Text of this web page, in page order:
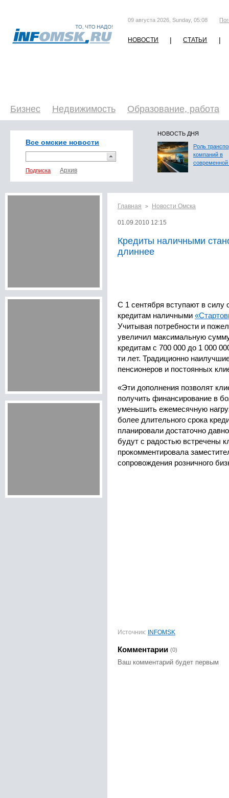
09 августа 2026, Sunday, 05:08
НОВОСТИ | СТАТЬИ |
Бизнес Недвижимость Образование, работа
Все омские новости
Подписка
НОВОСТЬ ДНЯ
Роль
компаний в
современной
Главная > Новости Омска
01.09.2010 12:15
Кредиты наличными
длиннее
С 1 сентября вступают в силу
кредитам наличными
Учитывая потребности и
увеличил максимальную
кредитам с 700 000 до 1 000
ти лет. Традиционно
пенсионеров и постоянных
«Эти дополнения позволят
получить финансирование в
уменьшить ежемесячную
более длительного срока
планировали достаточно
будут с радостью встречены
прокомментировала
сопровождения розничного
Источник: INFOMSK
Комментарии (0)
Ваш комментарий будет первым